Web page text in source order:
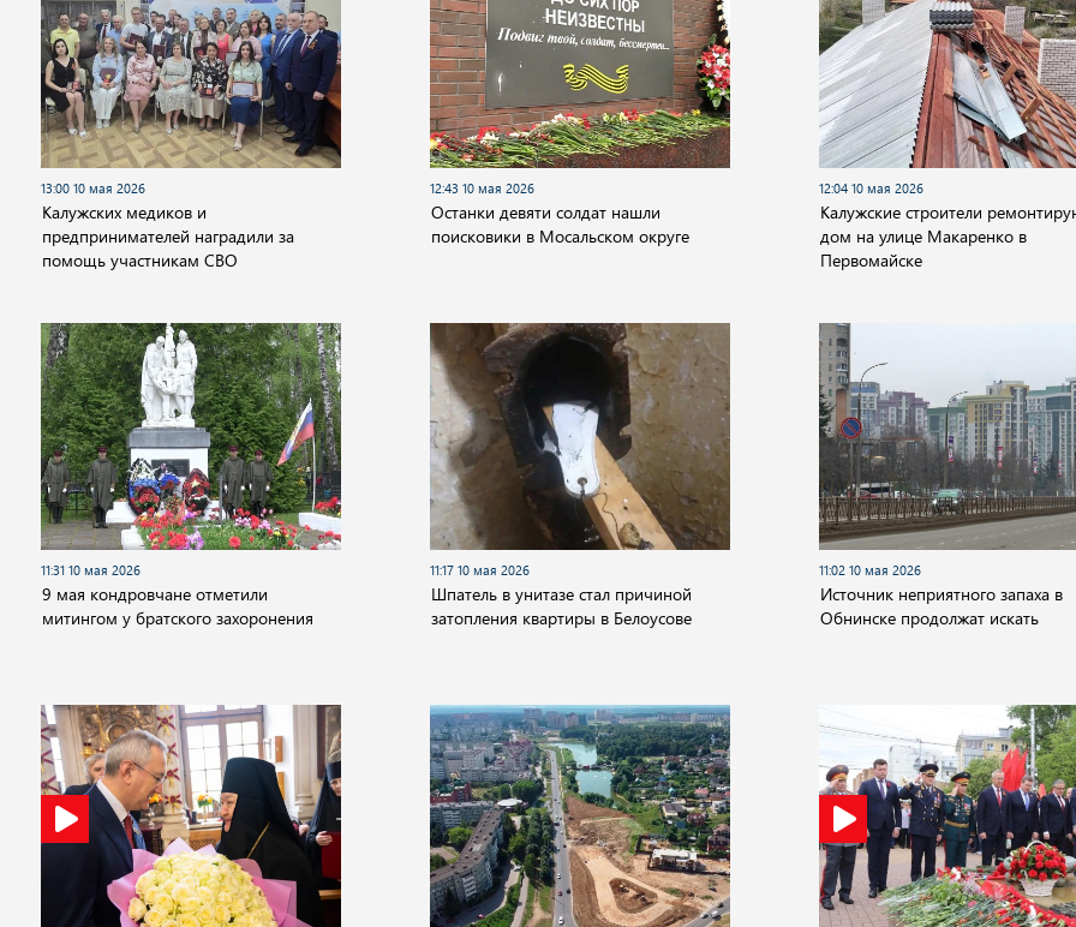
13:00 10 мая 2026
Калужских медиков и
предпринимателей наградили за
помощь участникам СВО
12:43 10 мая 2026
Останки девяти солдат нашли
поисковики в Мосальском округе
12:04 10 мая 2026
Калужские строители
дом на улице Макаренко в
Первомайске
11:31 10 мая 2026
9 мая кондровчане отметили
митингом у братского захоронения
11:17 10 мая 2026
Шпатель в унитазе стал причиной
затопления квартиры в Белоусове
11:02 10 мая 2026
Источник неприятного запаха в
Обнинске продолжат искать